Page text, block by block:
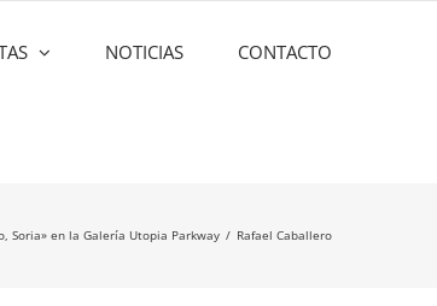
NOTICIAS CONTACTO
Soria» en la Galería Utopia Parkway Rafael Caballero